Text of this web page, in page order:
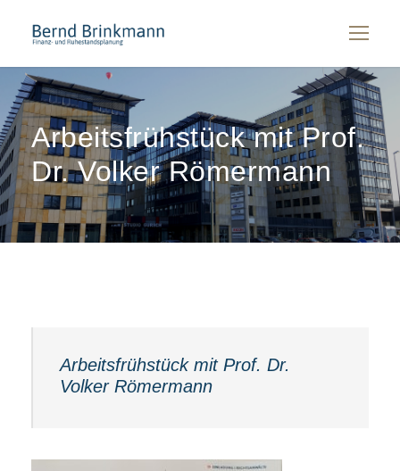
Arbeitsfrühstück mit Prof.
Dr. Volker Römermann
Arbeitsfrühstück mit Prof. Dr.
Volker Römermann